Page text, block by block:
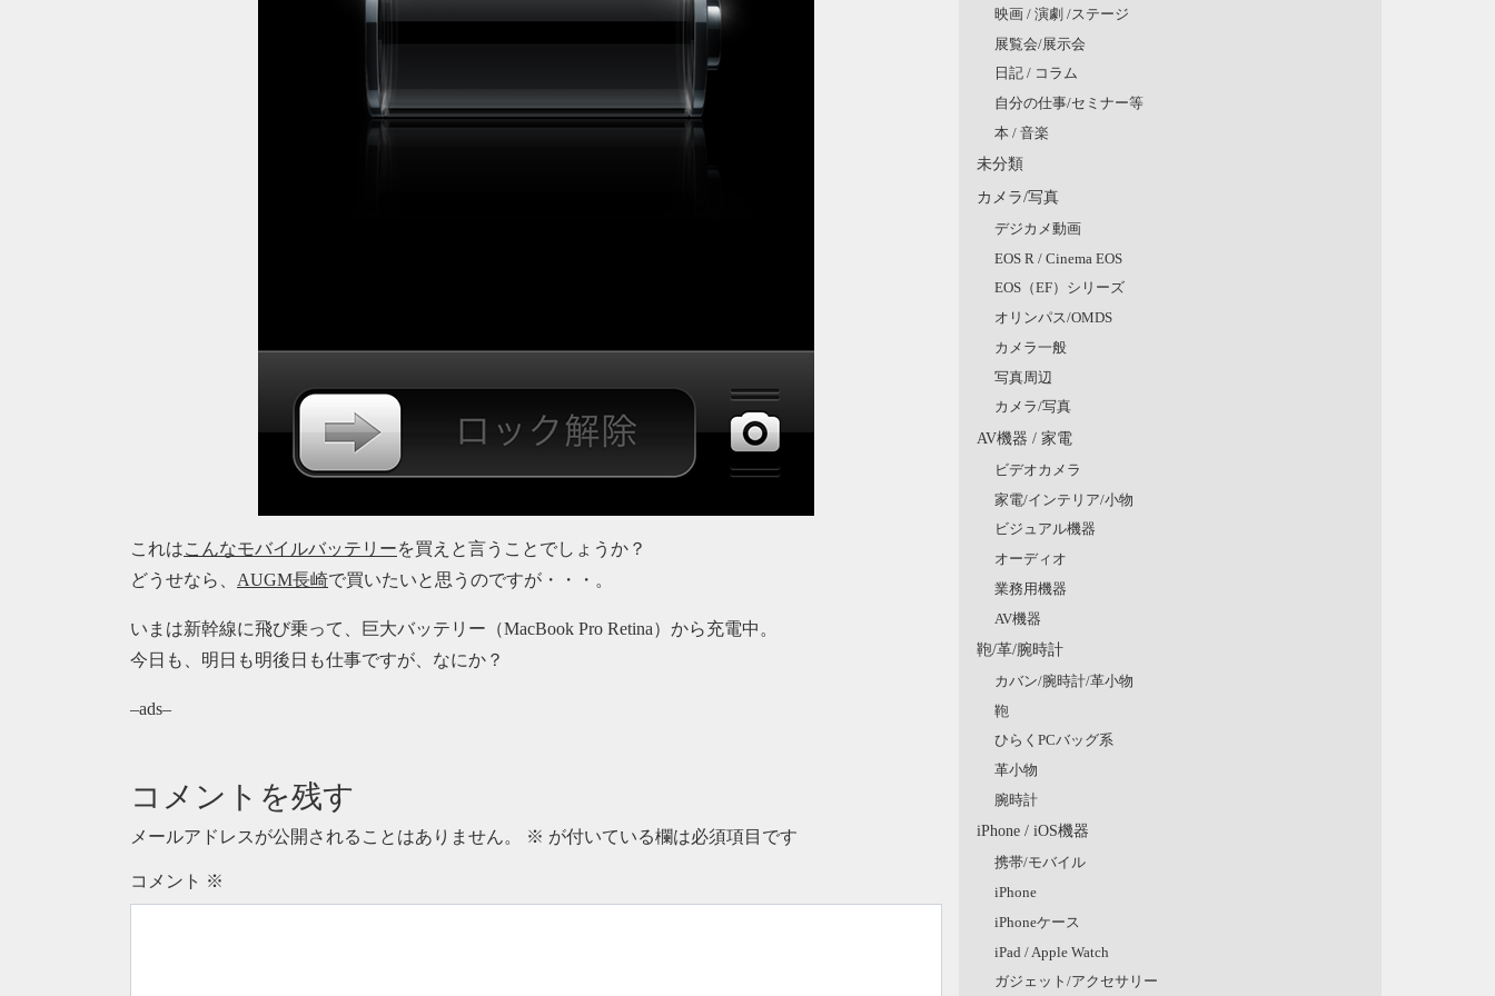
これはこんなモバイルバッテリーを買えと言うことでしょうか？
どうせなら、 AUGM長崎で買いたいと思うのですが・・・。
いまは新幹線に飛び乗って、巨大バッテリー（MacBook Pro Retina）から充電中。
今日も、明日も明後日も仕事ですが、なにか？
–ads–
コメントを残す
メールアドレスが公開されることはありません。 ※ が付いている欄は必須項目です
コメント ※
映画 / 演劇 /ステージ
展覧会/展示会
日記 / コラム
自分の仕事/セミナー等
本 / 音楽
未分類
カメラ/写真
デジカメ動画
EOS R / Cinema EOS
EOS（EF）シリーズ
オリンパス/OMDS
カメラ一般
写真周辺
カメラ/写真
AV機器 / 家電
ビデオカメラ
家電/インテリア/小物
ビジュアル機器
オーディオ
業務用機器
AV機器
鞄/革/腕時計
カバン/腕時計/革小物
鞄
ひらくPCバッグ系
革小物
腕時計
iPhone / iOS機器
携帯/モバイル
iPhone
iPhoneケース
iPad / Apple Watch
ガジェット/アクセサリー